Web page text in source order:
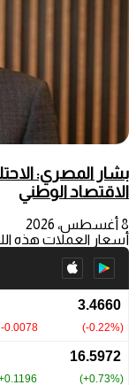
بشار المصري:
الاقتصاد الوطني
8 أغسطس، 2026
أسعار العملات هذه